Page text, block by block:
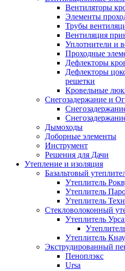
Вентиляторы
Элементы
Трубы
Вентиляция
Уплотнители и
Проходные
Дефлекторы
Дефлекторы
решетки
Кровельные
Снегозадержание и
Дымоходы
Доборные элементы
Инструмент
Решения для Дачи
Утепление и изоляция
Базальтовый
Утеплитель
Утеплитель
Утеплитель
Стекловолоконный
Утеплитель
Утеплитель
Экструдированный
Пеноплэкс
Ursa